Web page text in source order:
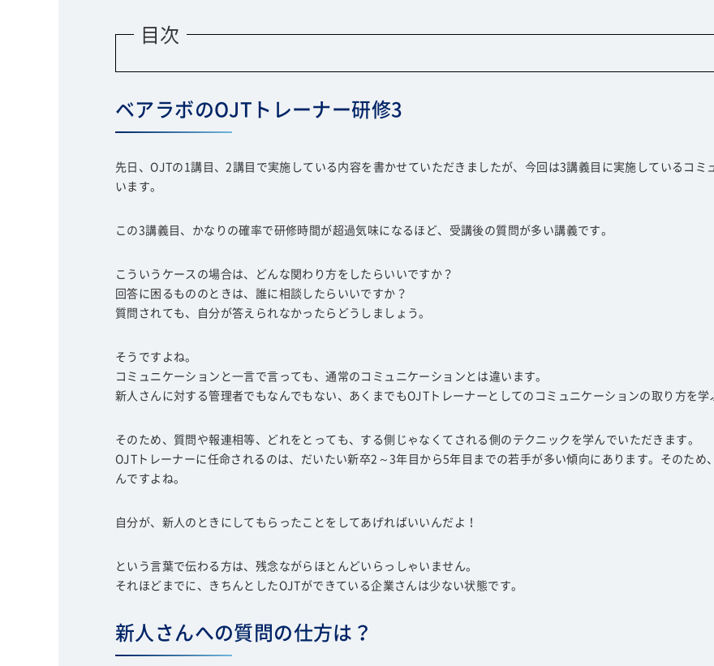
目次
ベアラボのOJTトレーナー研修3
先日、OJTの1講目、2講目で実施している内容を書かせていただきましたが、今回は3講義目に実施しているコミ
います。
この3講義目、かなりの確率で研修時間が超過気味になるほど、受講後の質問が多い講義です。
こういうケースの場合は、どんな関わり方をしたらいいですか？
回答に困るもののときは、誰に相談したらいいですか？
質問されても、自分が答えられなかったらどうしましょう。
そうですよね。
コミュニケーションと一言で言っても、通常のコミュニケーションとは違います。
新人さんに対する管理者でもなんでもない、あくまでもOJTトレーナーとしてのコミュニケーションの取り方を学
そのため、質問や報連相等、どれをとっても、する側じゃなくてされる側のテクニックを学んでいただきます。
OJTトレーナーに任命されるのは、だいたい新卒2～3年目から5年目までの若手が多い傾向にあります。そのため
んですよね。
自分が、新人のときにしてもらったことをしてあげればいいんだよ！
という言葉で伝わる方は、残念ながらほとんどいらっしゃいません。
それほどまでに、きちんとしたOJTができている企業さんは少ない状態です。
新人さんへの質問の仕方は？